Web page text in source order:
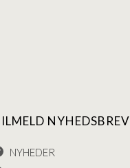
NYHEDSBREV
NYHEDER